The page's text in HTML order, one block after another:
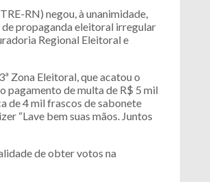
RN) negou, à unanimidade,
propaganda eleitoral irregular
Regional Eleitoral e
Zona Eleitoral, que acatou o
pagamento de multa de R$ 5 mil
de 4 mil frascos de sabonete
“Lave bem suas mãos. Juntos
de obter votos na